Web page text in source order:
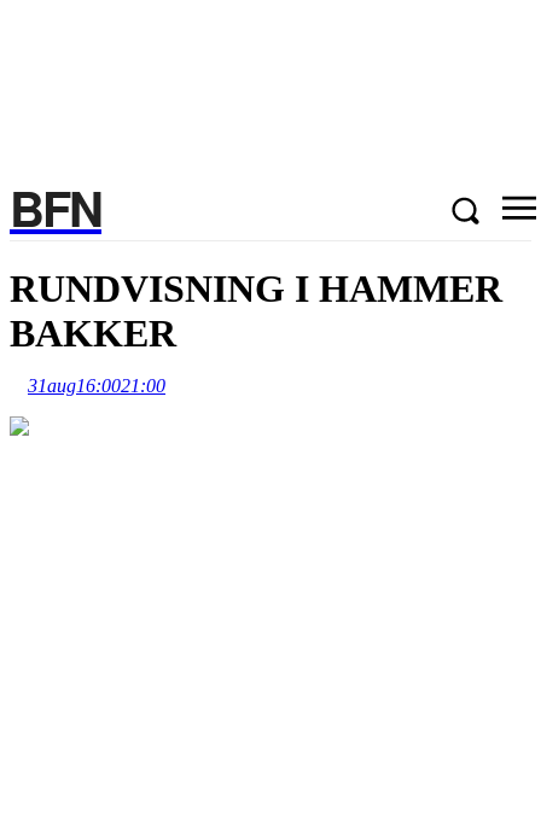
BFN
RUNDVISNING I HAMMER
BAKKER
31aug16:0021:00